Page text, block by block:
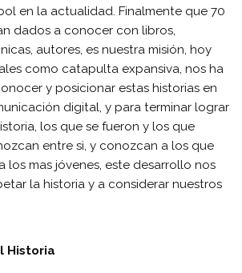
en la actualidad. Finalmente que 70
dados a conocer con libros,
autores, es nuestra misión, hoy
como catapulta expansiva, nos ha
y posicionar estas historias en
digital, y para terminar lograr
los que se fueron y los que
entre si, y conozcan a los que
los mas jóvenes, este desarrollo nos
la historia y a considerar nuestros
Historia